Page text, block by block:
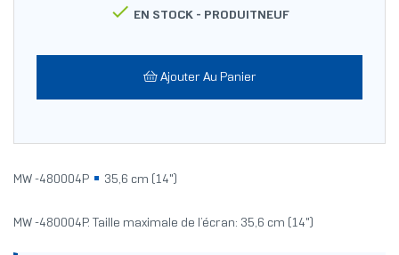
 EN STOCK - PRODUITNEUF
Ajouter Au Panier
MW -480004P 35,6 cm (14")
MW -480004P. Taille maximale de l’écran: 35,6 cm (14")